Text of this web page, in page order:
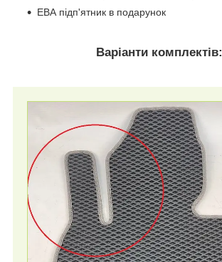
ЕВА підп'ятник в подарунок
Варіанти комплектів: